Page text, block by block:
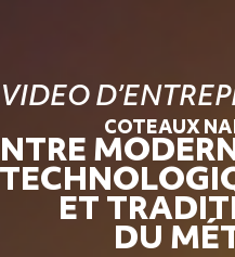
VIDEO
COTEAUX
ET
DU